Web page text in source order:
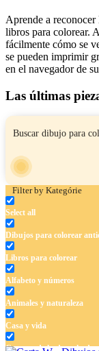
Aprende a
libros para colorear.
fácilmente cómo se
se pueden imprimir
en el navegador de
Las últimas
Filter by Kategórie
Select all
Dibujos para colorear
Libros para colorear
Alfabeto y números
Animales y naturaleza
Casa y vida
Cuentos de hadas y hadas